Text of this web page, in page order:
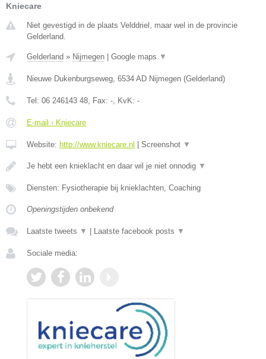
Kniecare
Niet gevestigd in de plaats Velddriel, maar wel in de provincie
Gelderland.
Gelderland » Nijmegen Google maps ▼
Nieuwe Dukenburgseweg 6534 AD Nijmegen (Gelderland)
Tel: 06 246143 48 , Fax: - , KvK: -
E-mail › Kniecare
Website: http://www.kniecare.nl Screenshot ▼
Je hebt een knieklacht en daar wil je niet onnodig ▼
Diensten: Fysiotherapie bij knieklachten, Coaching
Openingstijden onbekend
Laatste tweets ▼ Laatste facebook posts ▼
Sociale media: